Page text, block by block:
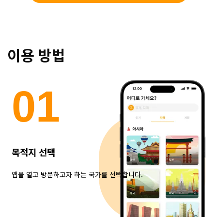
이용 방법
01
목적지 선택
앱을 열고 방문하고자 하는 국가를 선택합니다.